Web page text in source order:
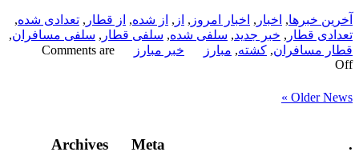
آخرین خبرها, اخبار , اخبار امروز , از , از شده, از قطار , تعدادی شده,
تعدادی قطار , خبر جدید, سلفی شده, سلفی قطار , سلفی مسافران,
قطار مسافران, کشته, مبارز خبر مبارز
Comments are
Off
Older News »
Archives Meta .